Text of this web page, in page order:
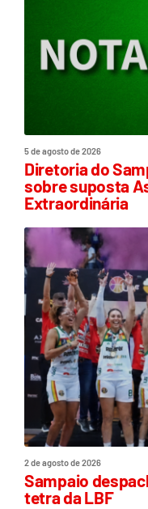
5 de agosto de 2026
Diretoria do
sobre suposta
Extraordinária
2 de agosto de 2026
Sampaio
tetra da LBF